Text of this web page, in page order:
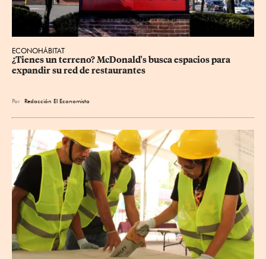
ECONOHÁBITAT
¿Tienes un terreno? McDonald's busca espacios para
expandir su red de restaurantes
Por Redacción El Economista